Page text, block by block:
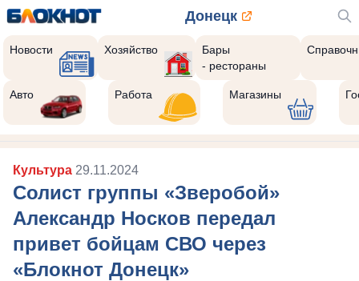
Донецк
Новости Хозяйство
Бары
- рестораны
Авто Работа Магазины
Культура 29.11.2024
Солист группы «Зверобой»
Александр Носков передал
привет бойцам СВО через
«Блокнот Донецк»